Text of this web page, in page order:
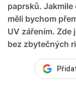
paprsků.
měli bychom
UV zářením.
bez zbytečných